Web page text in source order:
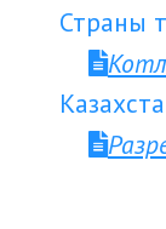
Страны